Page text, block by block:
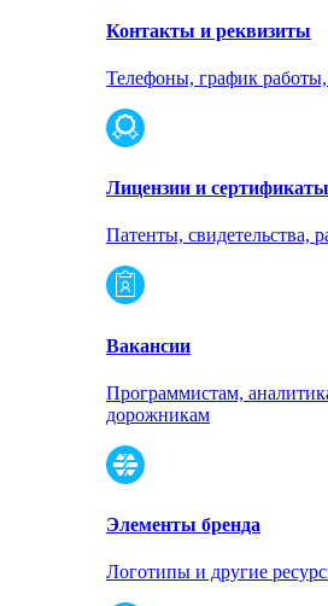
Контакты и реквизиты
Телефоны, график
Лицензии и сертификаты
Патенты, свидетельства,
Вакансии
Программистам,
дорожникам
Элементы бренда
Логотипы и другие